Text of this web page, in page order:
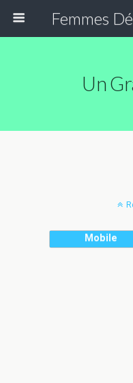
Femmes
Un
Mobile